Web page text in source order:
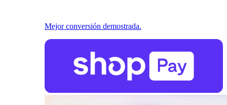
Mejor conversión demostrada.